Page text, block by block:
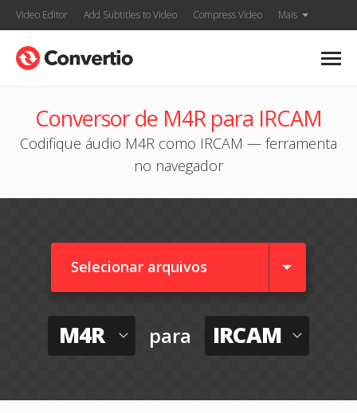
Video Editor Add Subtitles to Video Compress Video Mais
Conversor de M4R para IRCAM
Codifique áudio M4R como IRCAM — ferramenta
no navegador
Selecionar arquivos
M4R para IRCAM